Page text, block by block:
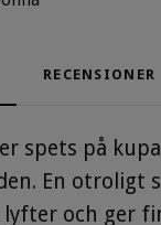
RECENSIONER
spets på
En otroligt
och ger